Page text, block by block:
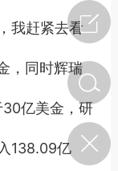
我赶紧去看
，同时辉瑞
亿美金，研
138.09亿